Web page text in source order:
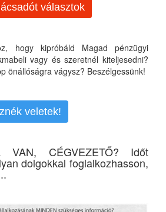
választok
hogy kipróbáld Magad pénzügyi
vagy és szeretnél kiteljesedni?
önállóságra vágysz? Beszélgessünk!
veletek!
VAN, CÉGVEZETŐ? Időt
dolgokkal foglalkozhasson,